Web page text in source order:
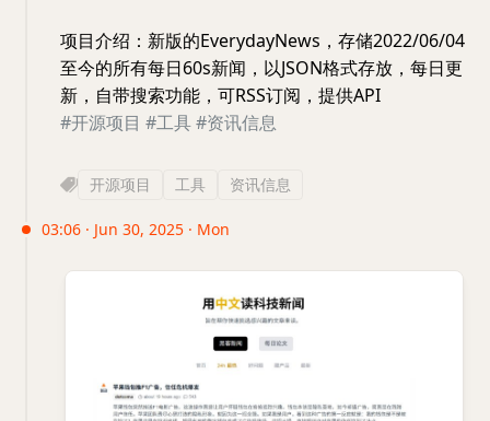
项目介绍：新版的EverydayNews，存储2022/06/04
至今的所有每日60s新闻，以JSON格式存放，每日更
新，自带搜索功能，可RSS订阅，提供API
#开源项目 #工具#资讯信息
开源项目 工具 资讯信息
03:06 · Jun 30, 2025 · Mon